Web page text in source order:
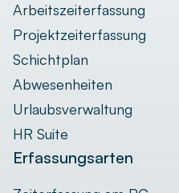
Arbeitszeiterfassung
Projektzeiterfassung
Schichtplan
Abwesenheiten
Urlaubsverwaltung
HR Suite
Erfassungsarten